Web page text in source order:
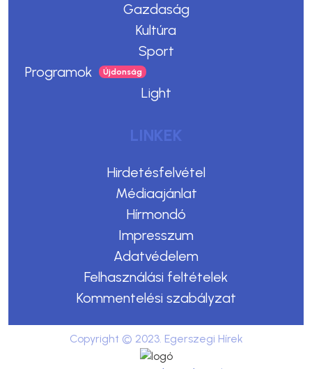
Gazdaság
Kultúra
Sport
Programok
Light
LINKEK
Hirdetésfelvétel
Médiaajánlat
Hírmondó
Impresszum
Adatvédelem
Felhasználási feltételek
Kommentelési szabályzat
Copyright © 2023. Egerszegi Hírek